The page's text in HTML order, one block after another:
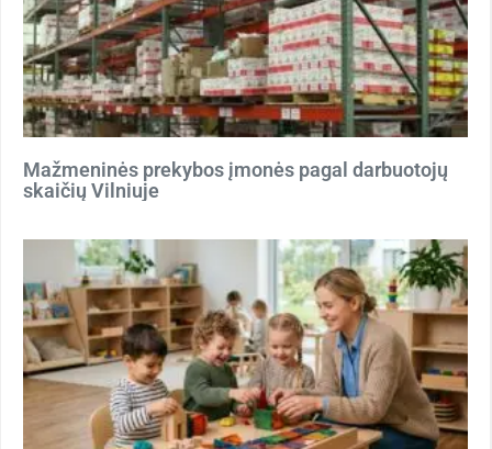
Mažmeninės prekybos įmonės pagal darbuotojų
skaičių Vilniuje